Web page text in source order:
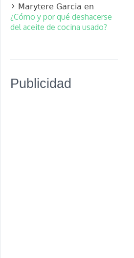
Marytere Garcia en
¿Cómo y por qué deshacerse
del aceite de cocina usado?
Publicidad